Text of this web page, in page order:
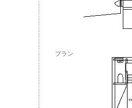
プラン